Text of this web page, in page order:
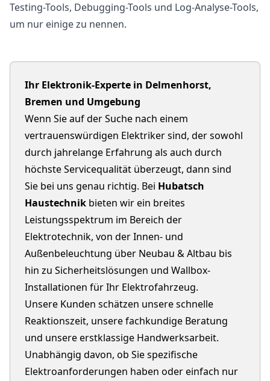
Testing-Tools, Debugging-Tools und Log-Analyse-Tools,
um nur einige zu nennen.
Ihr Elektronik-Experte in Delmenhorst,
Bremen und Umgebung
Wenn Sie auf der Suche nach einem
vertrauenswürdigen Elektriker sind, der sowohl
durch jahrelange Erfahrung als auch durch
höchste Servicequalität überzeugt, dann sind
Sie bei uns genau richtig. Bei Hubatsch
Haustechnik bieten wir ein breites
Leistungsspektrum im Bereich der
Elektrotechnik, von der Innen- und
Außenbeleuchtung über Neubau & Altbau bis
hin zu Sicherheitslösungen und Wallbox-
Installationen für Ihr Elektrofahrzeug.
Unsere Kunden schätzen unsere schnelle
Reaktionszeit, unsere fachkundige Beratung
und unsere erstklassige Handwerksarbeit.
Unabhängig davon, ob Sie spezifische
Elektroanforderungen haben oder einfach nur